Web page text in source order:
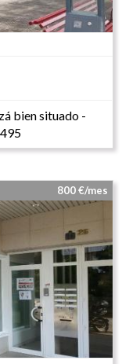
bien situado -
800 €/mes